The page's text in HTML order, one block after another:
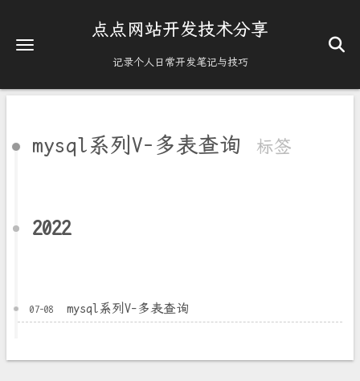
点点网站开发技术分享
记录个人日常开发笔记与技巧
mysql系列V-多表查询 标签
2022
07-08 mysql系列V-多表查询